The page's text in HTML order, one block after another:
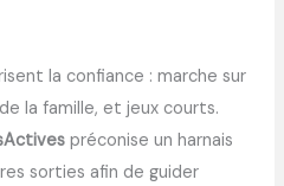
la confiance : marche sur
la famille, et jeux courts.
préconise un harnais
sorties afin de guider